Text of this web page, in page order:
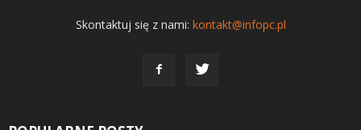
Skontaktuj się z nami: kontakt@infopc.pl